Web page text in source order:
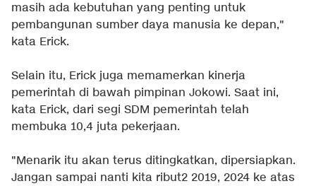
masih ada kebutuhan yang penting untuk
pembangunan sumber daya manusia ke depan,"
kata Erick.
Selain itu, Erick juga memamerkan kinerja
pemerintah di bawah pimpinan Jokowi. Saat ini,
kata Erick, dari segi SDM pemerintah telah
membuka 10,4 juta pekerjaan.
"Menarik itu akan terus ditingkatkan, dipersiapkan.
Jangan sampai nanti kita ribut2 2019, 2024 ke atas